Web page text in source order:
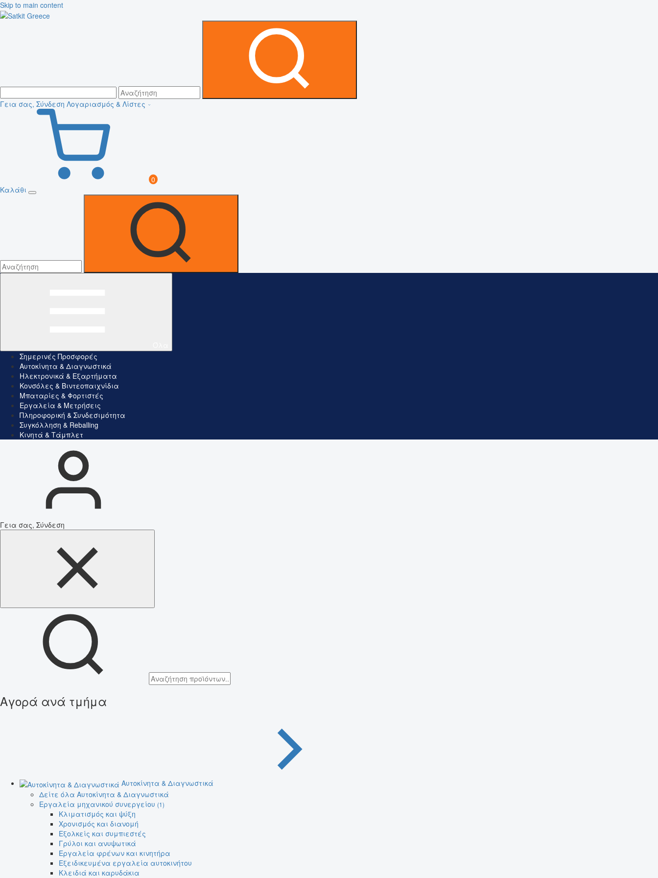
Skip to main content
Γεια σας, Σύνδεση Λογαριασμός & Λίστες
0
Καλάθι
Σημερινές Προσφορές
Αυτοκίνητα & Διαγνωστικά
Ηλεκτρονικά & Εξαρτήματα
Κονσόλες & Βιντεοπαιχνίδια
Μπαταρίες & Φορτιστές
Εργαλεία & Μετρήσεις
Πληροφορική & Συνδεσιμότητα
Συγκόλληση & Reballing
Κινητά & Τάμπλετ
Γεια σας, Σύνδεση
Αγορά ανά τμήμα
Αυτοκίνητα & Διαγνωστικά
Δείτε όλα Αυτοκίνητα & Διαγνωστικά
Εργαλεία μηχανικού συνεργείου (1)
Κλιματισμός και ψύξη
Χρονισμός και διανομή
Εξολκείς και συμπιεστές
Γρύλοι και ανυψωτικά
Εργαλεία φρένων και κινητήρα
Εξειδικευμένα εργαλεία αυτοκινήτου
Κλειδιά και καρυδάκια